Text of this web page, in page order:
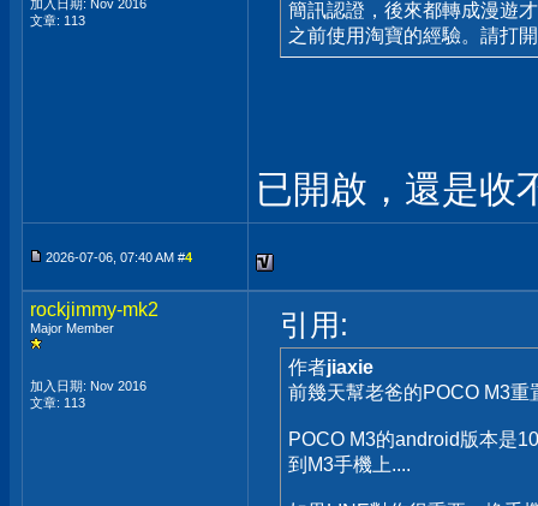
加入日期: Nov 2016
文章: 113
簡訊認證，後來都轉成漫遊
之前使用淘寶的經驗。請打
已開啟，還是收
2026-07-06, 07:40 AM #4
rockjimmy-mk2
Major Member
加入日期: Nov 2016
文章: 113
引用:
作者jiaxie
前幾天幫老爸的POCO M3
POCO M3的android版本是
到M3手機上....